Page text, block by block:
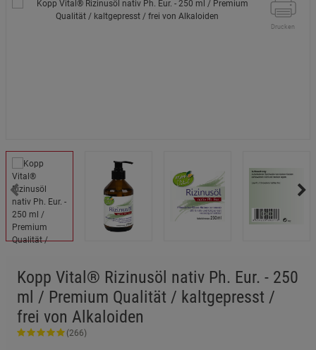
Drucken
Kopp Vital® Rizinusöl nativ Ph. Eur. - 250
ml / Premium Qualität / kaltgepresst /
frei von Alkaloiden
(266)